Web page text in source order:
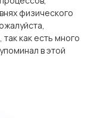
физического
как есть много
в этой